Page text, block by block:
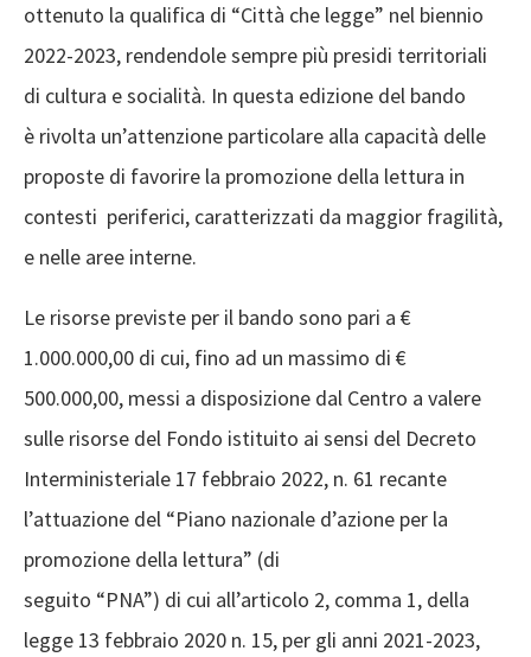
ottenuto la qualifica di “Città che legge” nel biennio
2022-2023, rendendole sempre più presidi territoriali
di cultura e socialità. In questa edizione del bando
è rivolta un’attenzione particolare alla capacità delle
proposte di favorire la promozione della lettura in
contesti periferici, caratterizzati da maggior fragilità,
e nelle aree interne.
Le risorse previste per il bando sono pari a €
1.000.000,00 di cui, fino ad un massimo di €
500.000,00, messi a disposizione dal Centro a valere
sulle risorse del Fondo istituito ai sensi del Decreto
Interministeriale 17 febbraio 2022, n. 61 recante
l’attuazione del “Piano nazionale d’azione per la
promozione della lettura” (di
seguito “PNA”) di cui all’articolo 2, comma 1, della
legge 13 febbraio 2020 n. 15, per gli anni 2021-2023,